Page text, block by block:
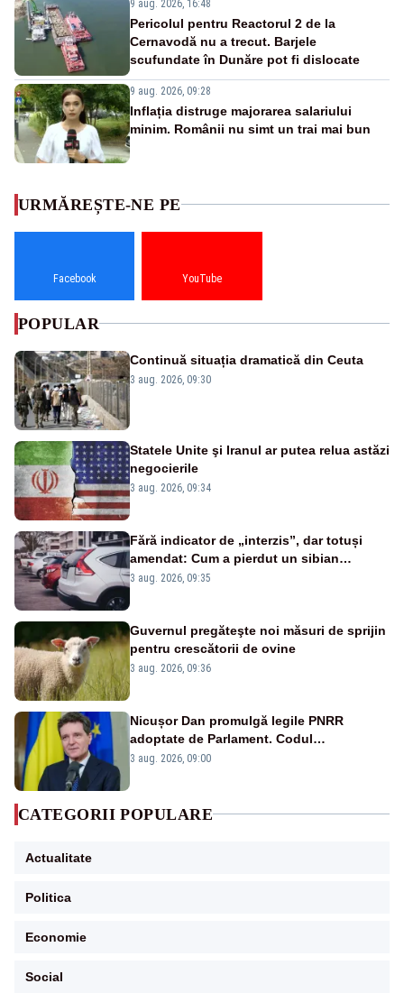
9 aug. 2026, 16:48
Pericolul pentru Reactorul 2 de la
Cernavodă nu a trecut. Barjele
scufundate în Dunăre pot fi dislocate
9 aug. 2026, 09:28
Inflația distruge majorarea salariului
minim. Românii nu simt un trai mai bun
URMĂREȘTE-NE PE
Facebook YouTube
POPULAR
Continuă situația dramatică din Ceuta
3 aug. 2026, 09:30
Statele Unite şi Iranul ar putea relua astăzi
negocierile
3 aug. 2026, 09:34
Fără indicator de „interzis”, dar totuși
amendat: Cum a pierdut un sibian
procesul pentru o parcare în centrul
3 aug. 2026, 09:35
Guvernul pregăteşte noi măsuri de sprijin
pentru crescătorii de ovine
3 aug. 2026, 09:36
Nicușor Dan promulgă legile PNRR
adoptate de Parlament. Codul
urbanismului, printre actele normative
3 aug. 2026, 09:00
CATEGORII POPULARE
Actualitate
Politica
Economie
Social